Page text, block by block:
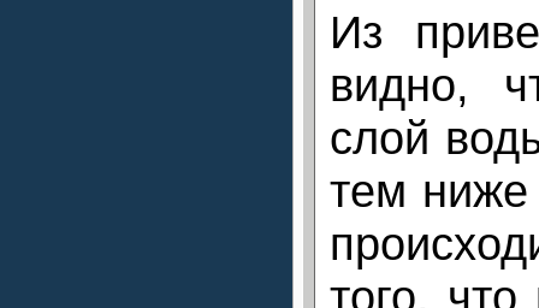
Из
видно,
слой
тем ниже
того,